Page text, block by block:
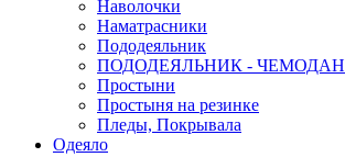
Наволочки
Наматрасники
Пододеяльник
ПОДОДЕЯЛЬНИК - ЧЕМОДАН
Простыни
Простыня на резинке
Пледы, Покрывала
Одеяло